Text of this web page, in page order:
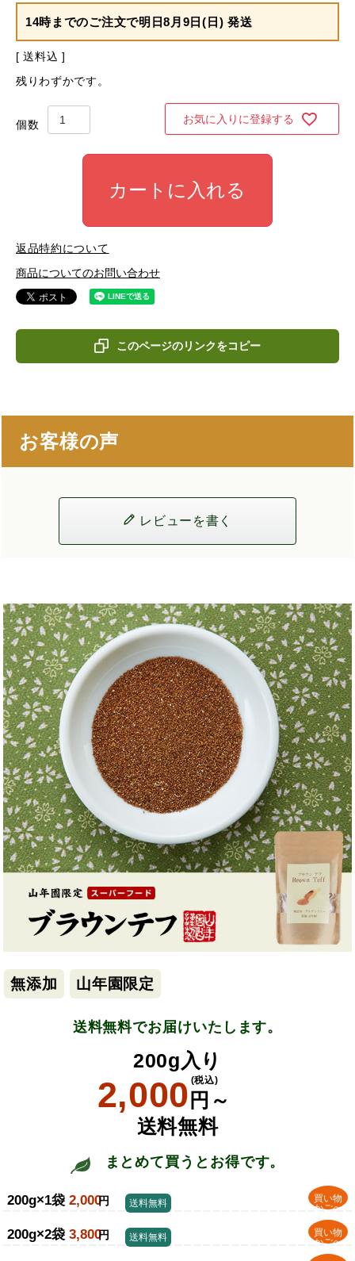
14時までのご注文で明日8月9日(日) 発送
送料込
残りわずかです。
お気に入りに登録する
カートに入れる
返品特約について
商品についてのお問い合わせ
このページのリンクをコピー
お客様の声
レビューを書く
無添加 山年園限定
送料無料でお届けいたします。
200g入り
2,000 円～
(税込)
送料無料
まとめて買うとお得です。
200g×1袋 2,000円
買い物
かごへ
送料無料
200g×2袋 3,800円
買い物
かごへ
送料無料